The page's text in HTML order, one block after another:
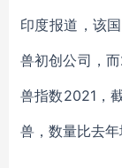
印度报道，该
兽初创公司，
兽指数2021，
兽，数量比去年